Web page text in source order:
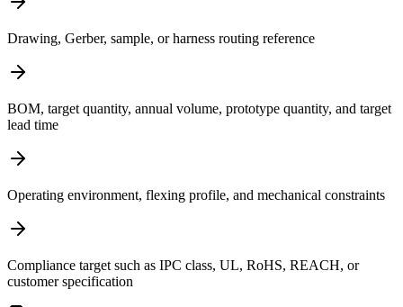
Drawing, Gerber, sample, or harness routing reference
BOM, target quantity, annual volume, prototype quantity, and target
lead time
Operating environment, flexing profile, and mechanical constraints
Compliance target such as IPC class, UL, RoHS, REACH, or
customer specification